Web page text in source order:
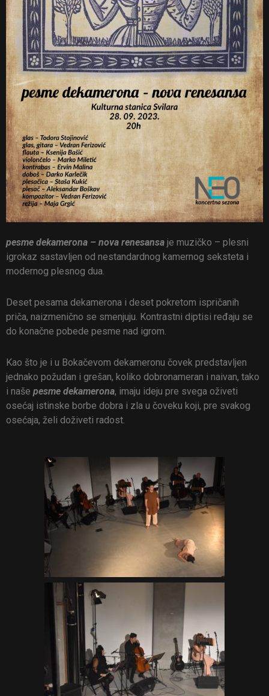
pesme dekamerona – nova renesansa je muzičko – plesni
igrokaz sastavljen od nestandardnog kamernog seksteta i
modernog plesnog dua.
Deset pesama dekamerona i deset pokretom ispričanih
priča, naizmenično se smenjuju. Kontrastni diptisi ređaju se
do konačne pobede pesme nad igrom.
Kao što je i u Bokačevom dekameronu čovek predstavljen
jednako požudan i grešan, koliko dobronameran i naivan, tako
i naše pesme dekamerona, imaju ideju pre svega oživeti
osećaj istinske borbe dobra i zla u čoveku koji, pre svakog
osećaja, želi doživeti radost.